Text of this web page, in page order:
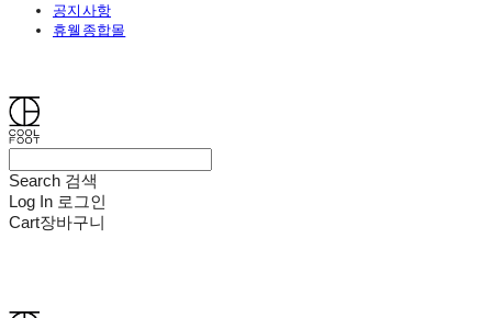
공지사항
휴웰종합몰
Search 검색
Log In 로그인
Cart장바구니